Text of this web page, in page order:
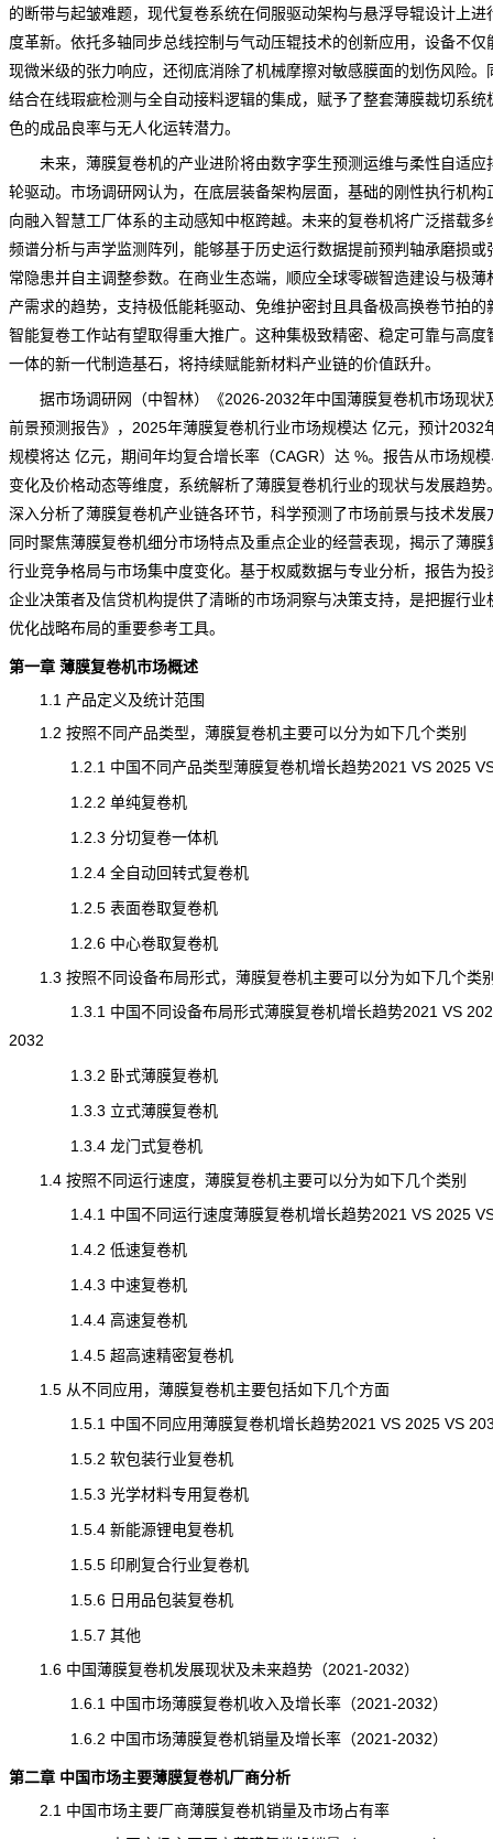
的断带与起皱难题，现代复卷系统在伺服驱动架构与悬浮导辊设计上进
度革新。依托多轴同步总线控制与气动压辊技术的创新应用，设备不仅
现微米级的张力响应，还彻底消除了机械摩擦对敏感膜面的划伤风险。
结合在线瑕疵检测与全自动接料逻辑的集成，赋予了整套薄膜裁切系统
色的成品良率与无人化运转潜力。
未来，薄膜复卷机的产业进阶将由数字孪生预测运维与柔性自适应
轮驱动。 市场调研网认为，在底层装备架构层面，基础的刚性执行机构
向融入智慧工厂体系的主动感知中枢跨越。未来的复卷机将广泛搭载多
频谱分析与声学监测阵列，能够基于历史运行数据提前预判轴承磨损或
常隐患并自主调整参数。在商业生态端，顺应全球零碳智造建设与极薄
产需求的趋势，支持极低能耗驱动、免维护密封且具备极高换卷节拍的
智能复卷工作站有望取得重大推广。这种集极致精密、稳定可靠与高度
一体的新一代制造基石，将持续赋能新材料产业链的价值跃升。
据市场调研网（中智林）《2026-2032年中国薄膜复卷机市场现状
前景预测报告》，2025年薄膜复卷机行业市场规模达 亿元，预计2032
规模将达 亿元，期间年均复合增长率（CAGR）达 %。报告从市场规
变化及价格动态等维度，系统解析了薄膜复卷机行业的现状与发展趋势
深入分析了薄膜复卷机产业链各环节，科学预测了市场前景与技术发展
同时聚焦薄膜复卷机细分市场特点及重点企业的经营表现，揭示了薄膜
行业竞争格局与市场集中度变化。基于权威数据与专业分析，报告为投
企业决策者及信贷机构提供了清晰的市场洞察与决策支持，是把握行业
优化战略布局的重要参考工具。
第一章 薄膜复卷机市场概述
1.1 产品定义及统计范围
1.2 按照不同产品类型，薄膜复卷机主要可以分为如下几个类别
1.2.1 中国不同产品类型薄膜复卷机增长趋势2021 VS 2025
1.2.2 单纯复卷机
1.2.3 分切复卷一体机
1.2.4 全自动回转式复卷机
1.2.5 表面卷取复卷机
1.2.6 中心卷取复卷机
1.3 按照不同设备布局形式，薄膜复卷机主要可以分为如下几个类
1.3.1 中国不同设备布局形式薄膜复卷机增长趋势2021 VS
2032
1.3.2 卧式薄膜复卷机
1.3.3 立式薄膜复卷机
1.3.4 龙门式复卷机
1.4 按照不同运行速度，薄膜复卷机主要可以分为如下几个类别
1.4.1 中国不同运行速度薄膜复卷机增长趋势2021 VS 2025
1.4.2 低速复卷机
1.4.3 中速复卷机
1.4.4 高速复卷机
1.4.5 超高速精密复卷机
1.5 从不同应用，薄膜复卷机主要包括如下几个方面
1.5.1 中国不同应用薄膜复卷机增长趋势2021 VS 2025 VS
1.5.2 软包装行业复卷机
1.5.3 光学材料专用复卷机
1.5.4 新能源锂电复卷机
1.5.5 印刷复合行业复卷机
1.5.6 日用品包装复卷机
1.5.7 其他
1.6 中国薄膜复卷机发展现状及未来趋势（2021-2032）
1.6.1 中国市场薄膜复卷机收入及增长率（2021-2032）
1.6.2 中国市场薄膜复卷机销量及增长率（2021-2032）
第二章 中国市场主要薄膜复卷机厂商分析
2.1 中国市场主要厂商薄膜复卷机销量及市场占有率